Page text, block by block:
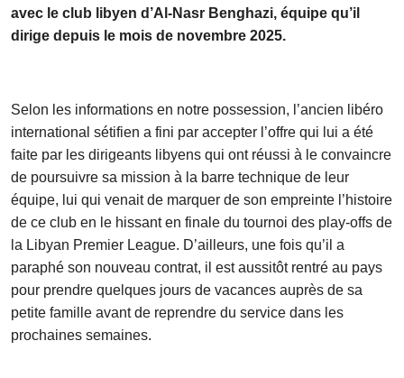
avec le club libyen d’Al-Nasr Benghazi, équipe qu’il
dirige depuis le mois de novembre 2025.
Selon les informations en notre possession, l’ancien libéro
international sétifien a fini par accepter l’offre qui lui a été
faite par les dirigeants libyens qui ont réussi à le convaincre
de poursuivre sa mission à la barre technique de leur
équipe, lui qui venait de marquer de son empreinte l’histoire
de ce club en le hissant en finale du tournoi des play-offs de
la Libyan Premier League. D’ailleurs, une fois qu’il a
paraphé son nouveau contrat, il est aussitôt rentré au pays
pour prendre quelques jours de vacances auprès de sa
petite famille avant de reprendre du service dans les
prochaines semaines.